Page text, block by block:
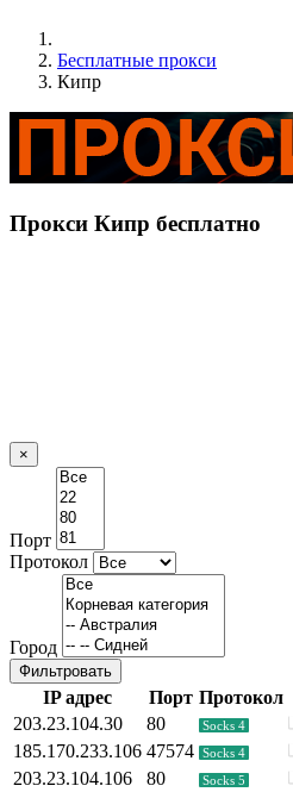
Бесплатные прокси
Кипр
Прокси Кипр бесплатно
×
Порт
Протокол
Город
Фильтровать
IP адрес Порт Протокол
203.23.104.30
80 Socks 4
185.170.233.106 47574 Socks 4
203.23.104.106
80 Socks 5